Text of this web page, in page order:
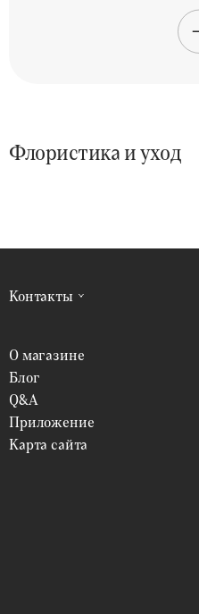
Флористика и уход
Контакты
О магазине
Блог
Q&A
Приложение
Карта сайта